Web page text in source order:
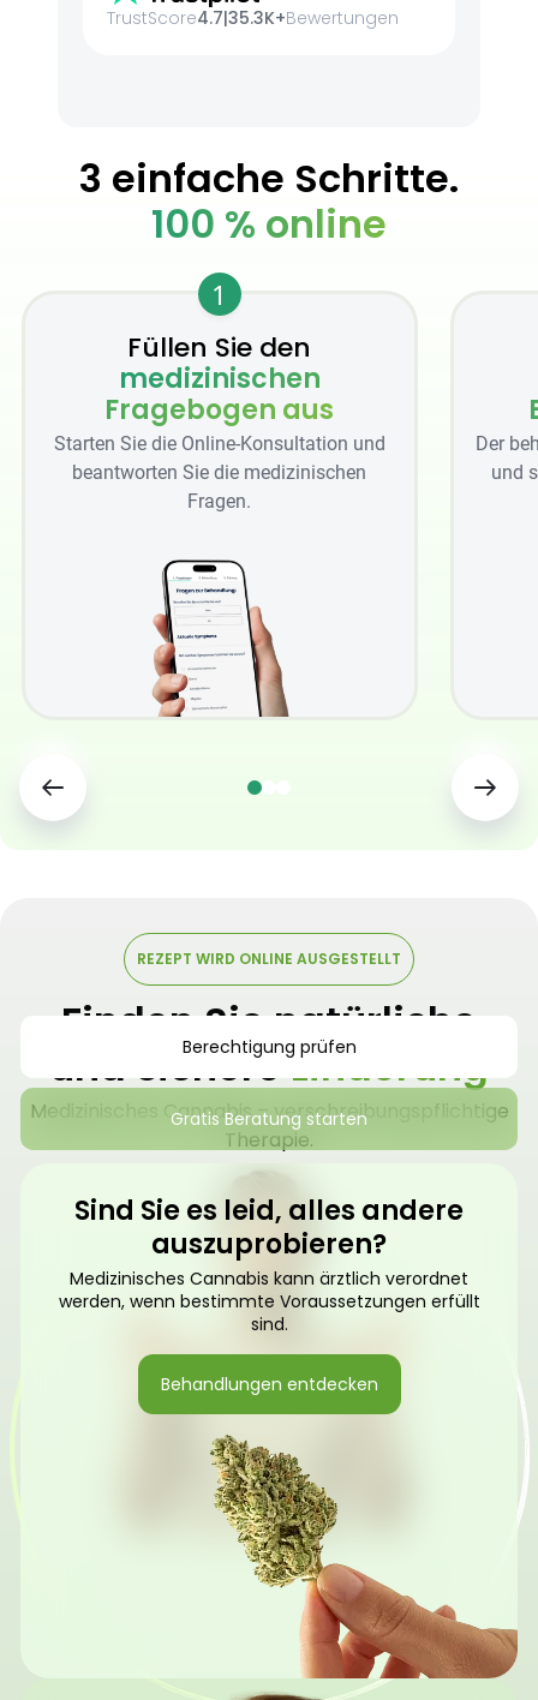
TrustScore4.7|35.3K+Bewertungen
3 einfache Schritte.
100 % online
1
Füllen Sie den
medizinischen
Fragebogen aus
Starten Sie die Online-Konsultation und
beantworten Sie die medizinischen
Fragen.
Der
und
REZEPT WIRD ONLINE AUSGESTELLT
Finden Sie natürliche
und sichereLinderung
Medizinisches Cannabis – verschreibungspflichtige
Therapie.
Berechtigung prüfen
Gratis Beratung starten
Sind Sie es leid, alles andere
auszuprobieren?
Medizinisches Cannabis kann ärztlich verordnet
werden, wenn bestimmte Voraussetzungen erfüllt
sind.
Behandlungen entdecken